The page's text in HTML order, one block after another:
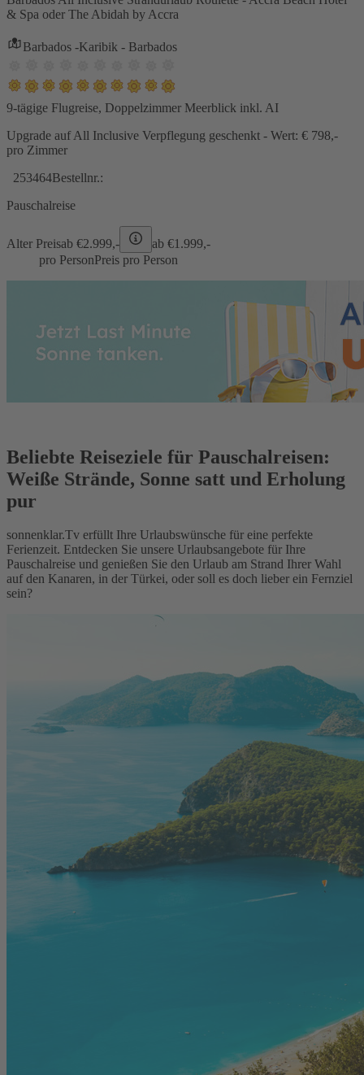
& Spa oder The Abidah by Accra
Barbados -Karibik - Barbados
9-tägige Flugreise, Doppelzimmer Meerblick inkl. AI
Upgrade auf All Inclusive Verpflegung geschenkt - Wert: € 798,-
pro Zimmer
253464Bestellnr.:
Pauschalreise
Alter Preisab €2.999,- ab €1.999,-
pro PersonPreis pro Person
Beliebte Reiseziele für Pauschalreisen:
Weiße Strände, Sonne satt und Erholung
pur
sonnenklar.Tv erfüllt Ihre Urlaubswünsche für eine perfekte
Ferienzeit. Entdecken Sie unsere Urlaubsangebote für Ihre
Pauschalreise und genießen Sie den Urlaub am Strand Ihrer Wahl
auf den Kanaren, in der Türkei, oder soll es doch lieber ein Fernziel
sein?